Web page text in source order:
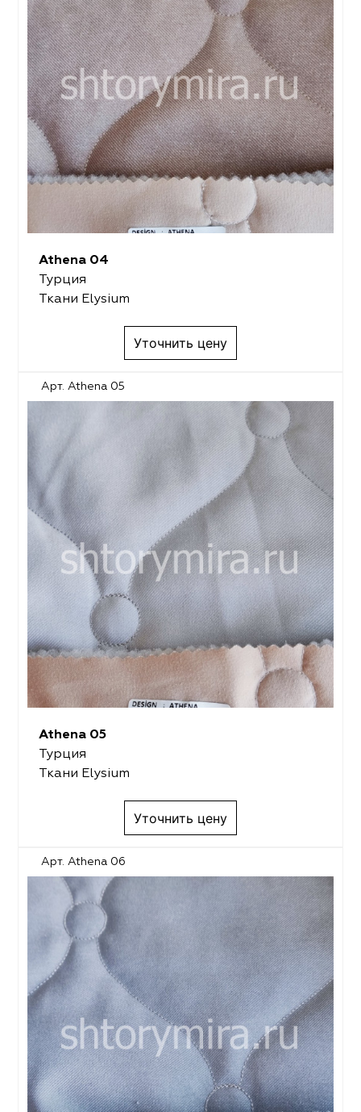
Athena 04
Турция
Ткани Elysium
Уточнить цену
Арт. Athena 05
Athena 05
Турция
Ткани Elysium
Уточнить цену
Арт. Athena 06